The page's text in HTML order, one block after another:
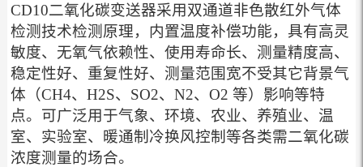
CD10二氧化碳变送器采用双通道非色散红外气体
检测技术检测原理，内置温度补偿功能，具有高灵
敏度、无氧气依赖性、使用寿命长、测量精度高、
稳定性好、重复性好、测量范围宽不受其它背景气
体（CH4、H2S、SO2、N2、O2 等）影响等特
点。可广泛用于气象、环境、农业、养殖业、温
室、实验室、暖通制冷换风控制等各类需二氧化碳
浓度测量的场合。